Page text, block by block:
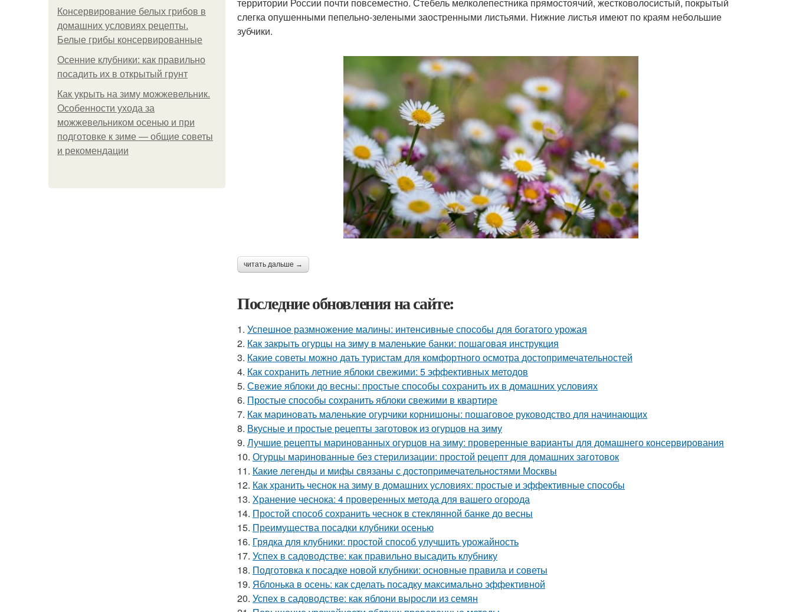
Консервирование белых грибов в
домашних условиях рецепты.
Белые грибы консервированные
Осенние клубники: как правильно
посадить их в открытый грунт
Как укрыть на зиму можжевельник.
Особенности ухода за
можжевельником осенью и при
подготовке к зиме — общие советы
и рекомендации
слегка опушенными пепельно-зелеными заостренными листьями. Нижние листья имеют по краям небольшие
зубчики.
читать дальше →
Последние обновления на сайте:
1. Успешное размножение малины: интенсивные способы для богатого урожая
2. Как закрыть огурцы на зиму в маленькие банки: пошаговая инструкция
3. Какие советы можно дать туристам для комфортного осмотра достопримечательностей
4. Как сохранить летние яблоки свежими: 5 эффективных методов
5. Свежие яблоки до весны: простые способы сохранить их в домашних условиях
6. Простые способы сохранить яблоки свежими в квартире
7. Как мариновать маленькие огурчики корнишоны: пошаговое руководство для начинающих
8. Вкусные и простые рецепты заготовок из огурцов на зиму
9. Лучшие рецепты маринованных огурцов на зиму: проверенные варианты для домашнего консервирования
10. Огурцы маринованные без стерилизации: простой рецепт для домашних заготовок
11. Какие легенды и мифы связаны с достопримечательностями Москвы
12. Как хранить чеснок на зиму в домашних условиях: простые и эффективные способы
13. Хранение чеснока: 4 проверенных метода для вашего огорода
14. Простой способ сохранить чеснок в стеклянной банке до весны
15. Преимущества посадки клубники осенью
16. Грядка для клубники: простой способ улучшить урожайность
17. Успех в садоводстве: как правильно высадить клубнику
18. Подготовка к посадке новой клубники: основные правила и советы
19. Яблонька в осень: как сделать посадку максимально эффективной
20. Успех в садоводстве: как яблони выросли из семян